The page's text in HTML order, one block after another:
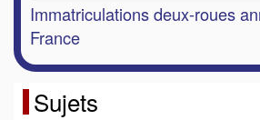
Immatriculations deux-roues
France
Sujets